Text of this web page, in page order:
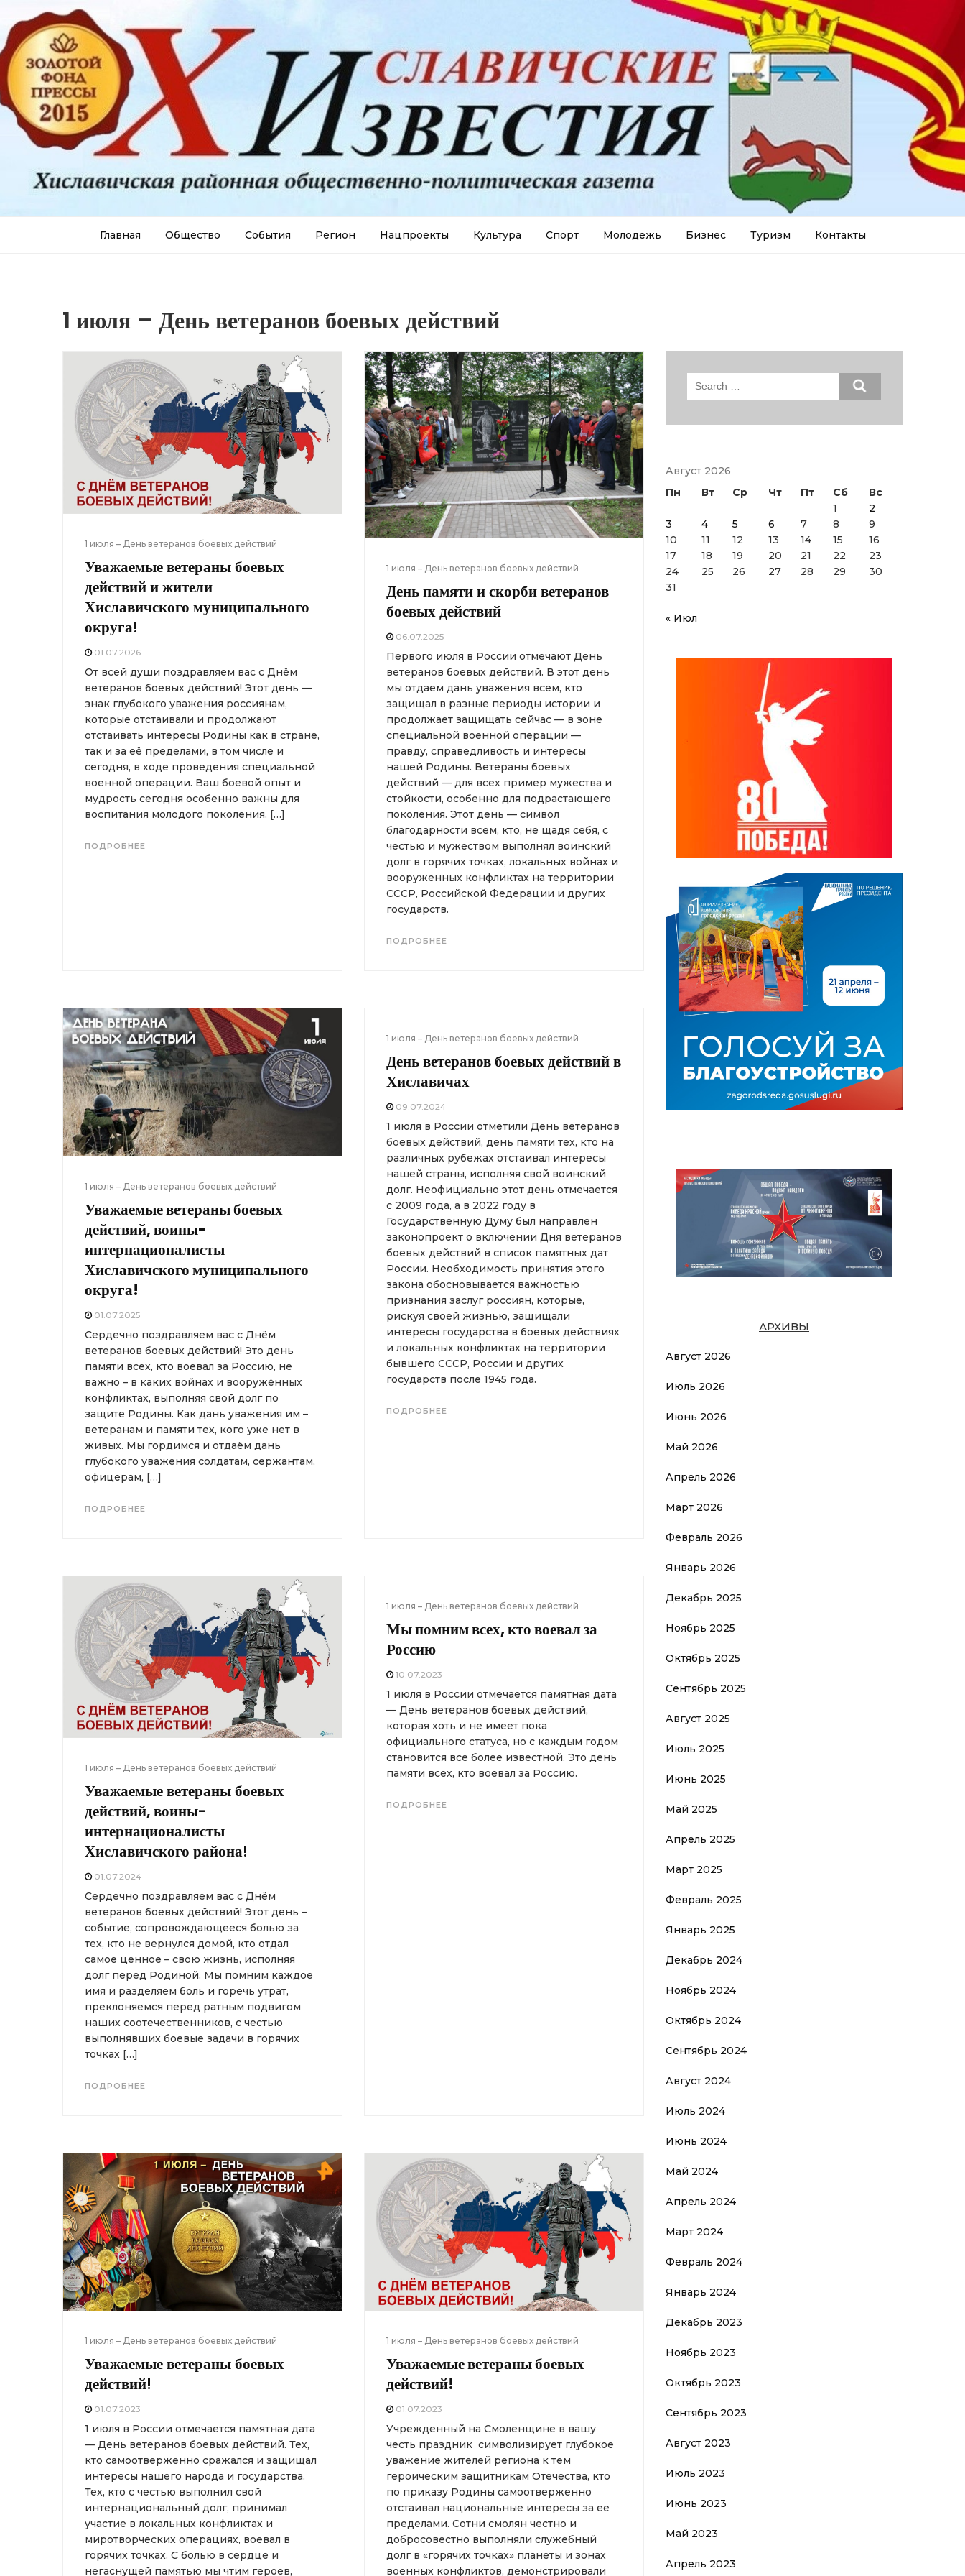
Главная Общество События Регион Нацпроекты Культура Спорт Молодежь Бизнес Туризм Контакты
1 июля – День ветеранов боевых действий
1 июля – День ветеранов боевых действий
Уважаемые ветераны боевых
действий и жители
Хиславичского муниципального
округа!
01.07.2026
От всей души поздравляем вас с Днём
ветеранов боевых действий! Этот день —
знак глубокого уважения россиянам,
которые отстаивали и продолжают
отстаивать интересы Родины как в стране,
так и за её пределами, в том числе и
сегодня, в ходе проведения специальной
военной операции. Ваш боевой опыт и
мудрость сегодня особенно важны для
воспитания молодого поколения. […]
ПОДРОБНЕЕ
1 июля – День ветеранов боевых действий
День памяти и скорби ветеранов
боевых действий
06.07.2025
Первого июля в России отмечают День
ветеранов боевых действий. В этот день
мы отдаем дань уважения всем, кто
защищал в разные периоды истории и
продолжает защищать сейчас — в зоне
специальной военной операции —
правду, справедливость и интересы
нашей Родины. Ветераны боевых
действий — для всех пример мужества и
стойкости, особенно для подрастающего
поколения. Этот день — символ
благодарности всем, кто, не щадя себя, с
честью и мужеством выполнял воинский
долг в горячих точках, локальных войнах и
вооруженных конфликтах на территории
СССР, Российской Федерации и других
государств.
ПОДРОБНЕЕ
1 июля – День ветеранов боевых действий
Уважаемые ветераны боевых
действий, воины-
интернационалисты
Хиславичского муниципального
округа!
01.07.2025
Сердечно поздравляем вас с Днём
ветеранов боевых действий! Это день
памяти всех, кто воевал за Россию, не
важно – в каких войнах и вооружённых
конфликтах, выполняя свой долг по
защите Родины. Как дань уважения им –
ветеранам и памяти тех, кого уже нет в
живых. Мы гордимся и отдаём дань
глубокого уважения солдатам, сержантам,
офицерам, […]
ПОДРОБНЕЕ
1 июля – День ветеранов боевых действий
День ветеранов боевых действий в
Хиславичах
09.07.2024
1 июля в России отметили День ветеранов
боевых действий, день памяти тех, кто на
различных рубежах отстаивал интересы
нашей страны, исполняя свой воинский
долг. Неофициально этот день отмечается
с 2009 года, а в 2022 году в
Государственную Думу был направлен
законопроект о включении Дня ветеранов
боевых действий в список памятных дат
России. Необходимость принятия этого
закона обосновывается важностью
признания заслуг россиян, которые,
рискуя своей жизнью, защищали
интересы государства в боевых действиях
и локальных конфликтах на территории
бывшего СССР, России и других
государств после 1945 года.
ПОДРОБНЕЕ
1 июля – День ветеранов боевых действий
Уважаемые ветераны боевых
действий, воины-
интернационалисты
Хиславичского района!
01.07.2024
Сердечно поздравляем вас с Днём
ветеранов боевых действий! Этот день –
событие, сопровождающееся болью за
тех, кто не вернулся домой, кто отдал
самое ценное – свою жизнь, исполняя
долг перед Родиной. Мы помним каждое
имя и разделяем боль и горечь утрат,
преклоняемся перед ратным подвигом
наших соотечественников, с честью
выполнявших боевые задачи в горячих
точках […]
ПОДРОБНЕЕ
1 июля – День ветеранов боевых действий
Мы помним всех, кто воевал за
Россию
10.07.2023
1 июля в России отмечается памятная дата
— День ветеранов боевых действий,
которая хоть и не имеет пока
официального статуса, но с каждым годом
становится все более известной. Это день
памяти всех, кто воевал за Россию.
ПОДРОБНЕЕ
1 июля – День ветеранов боевых действий
Уважаемые ветераны боевых
действий!
01.07.2023
1 июля в России отмечается памятная дата
— День ветеранов боевых действий. Тех,
кто самоотверженно сражался и защищал
интересы нашего народа и государства.
Тех, кто с честью выполнил свой
интернациональный долг, принимал
участие в локальных конфликтах и
миротворческих операциях, воевал в
горячих точках. С болью в сердце и
негаснущей памятью мы чтим героев,
1 июля – День ветеранов боевых действий
Уважаемые ветераны боевых
действий!
01.07.2023
Учрежденный на Смоленщине в вашу
честь праздник символизирует глубокое
уважение жителей региона к тем
героическим защитникам Отечества, кто
по приказу Родины самоотверженно
отстаивал национальные интересы за ее
пределами. Сотни смолян честно и
добросовестно выполняли служебный
долг в «горячих точках» планеты и зонах
военных конфликтов, демонстрировали
Search
Август 2026
Пн
Вт Ср Чт Пт Сб
Вс
1
2
3
4 5 6 7 8
9
10
11 12 13 14 15
16
17
18 19 20 21 22
23
24
25 26 27 28 29
30
31
« Июл
АРХИВЫ
Август 2026
Июль 2026
Июнь 2026
Май 2026
Апрель 2026
Март 2026
Февраль 2026
Январь 2026
Декабрь 2025
Ноябрь 2025
Октябрь 2025
Сентябрь 2025
Август 2025
Июль 2025
Июнь 2025
Май 2025
Апрель 2025
Март 2025
Февраль 2025
Январь 2025
Декабрь 2024
Ноябрь 2024
Октябрь 2024
Сентябрь 2024
Август 2024
Июль 2024
Июнь 2024
Май 2024
Апрель 2024
Март 2024
Февраль 2024
Январь 2024
Декабрь 2023
Ноябрь 2023
Октябрь 2023
Сентябрь 2023
Август 2023
Июль 2023
Июнь 2023
Май 2023
Апрель 2023